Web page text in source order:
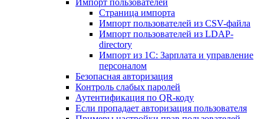
Импорт пользователей
Страница импорта
Импорт пользователей из CSV-файла
Импорт пользователей из LDAP-
directory
Импорт из 1С: Зарплата и управление
персоналом
Безопасная авторизация
Контроль слабых паролей
Аутентификация по QR-коду
Если пропадает авторизация пользователя